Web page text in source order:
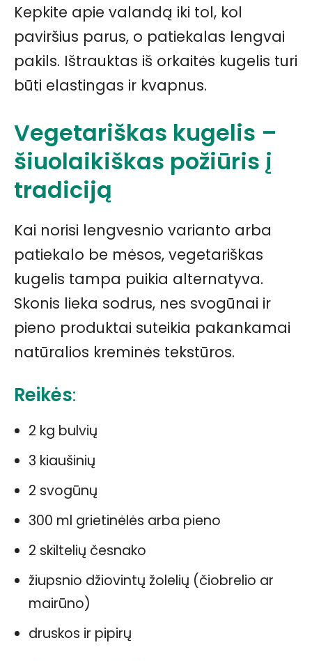
Kepkite apie valandą iki tol, kol
paviršius parus, o patiekalas lengvai
pakils. Ištrauktas iš orkaitės kugelis turi
būti elastingas ir kvapnus.
Vegetariškas kugelis –
šiuolaikiškas požiūris į
tradiciją
Kai norisi lengvesnio varianto arba
patiekalo be mėsos, vegetariškas
kugelis tampa puikia alternatyva.
Skonis lieka sodrus, nes svogūnai ir
pieno produktai suteikia pakankamai
natūralios kreminės tekstūros.
Reikės:
2 kg bulvių
3 kiaušinių
2 svogūnų
300 ml grietinėlės arba pieno
2 skiltelių česnako
žiupsnio džiovintų žolelių (čiobrelio ar
mairūno)
druskos ir pipirų